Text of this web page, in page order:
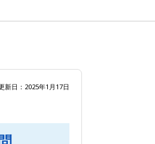
新日：2025年1月17日